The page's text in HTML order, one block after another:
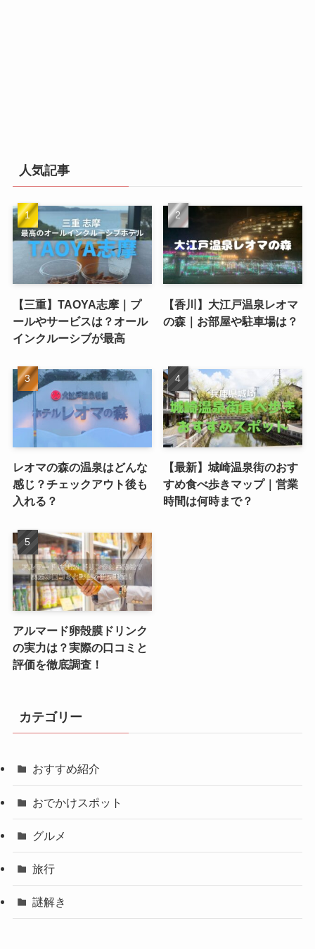
人気記事
【三重】TAOYA志摩｜プ
ールやサービスは？オール
インクルーシブが最高
【香川】大江戸温泉レオマ
の森｜お部屋や駐車場は？
レオマの森の温泉はどんな
感じ？チェックアウト後も
入れる？
【最新】城崎温泉街のおす
すめ食べ歩きマップ｜営業
時間は何時まで？
アルマード卵殻膜ドリンク
の実力は？実際の口コミと
評価を徹底調査！
カテゴリー
おすすめ紹介
おでかけスポット
グルメ
旅行
謎解き